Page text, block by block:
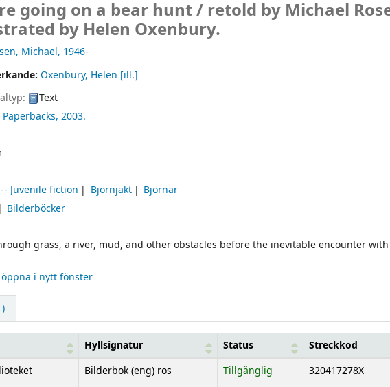
going on a bear hunt / retold by Michael
by Helen Oxenbury.
Michael, 1946-
Oxenbury, Helen [ill.]
Text
2003.
Juvenile fiction Björnjakt
Björnar
Bilderböcker
grass, a river, mud, and other obstacles before the inevitable encounter
i nytt fönster
Hyllsignatur Status Streckkod
Bilderbok (eng) ros Tillgänglig 320417278X